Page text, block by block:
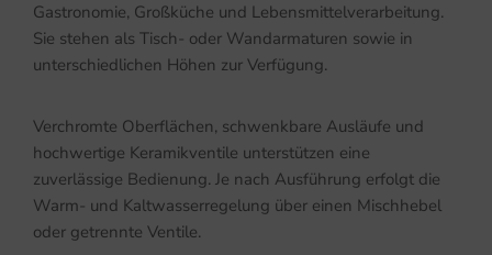
Gastronomie, Großküche und Lebensmittelverarbeitung.
Sie stehen als Tisch- oder Wandarmaturen sowie in
unterschiedlichen Höhen zur Verfügung.
Verchromte Oberflächen, schwenkbare Ausläufe und
hochwertige Keramikventile unterstützen eine
zuverlässige Bedienung. Je nach Ausführung erfolgt die
Warm- und Kaltwasserregelung über einen Mischhebel
oder getrennte Ventile.